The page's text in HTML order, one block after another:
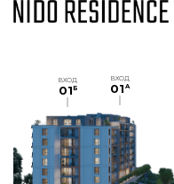
ВХОД
01 A
ВХОД
01Б